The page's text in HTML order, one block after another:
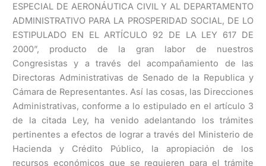
ESPECIAL DE AERONÁUTICA CIVIL Y AL DEPARTAMENTO
ADMINISTRATIVO PARA LA PROSPERIDAD SOCIAL, DE LO
ESTIPULADO EN EL ARTÍCULO 92 DE LA LEY 617 DE
2000”, producto de la gran labor de nuestros
Congresistas y a través del acompañamiento de las
Directoras Administrativas de Senado de la Republica y
Cámara de Representantes. Así las cosas, las Direcciones
Administrativas, conforme a lo estipulado en el artículo 3
de la citada Ley, ha venido adelantando los trámites
pertinentes a efectos de lograr a través del Ministerio de
Hacienda y Crédito Público, la apropiación de los
recursos económicos que se requieren para el trámite